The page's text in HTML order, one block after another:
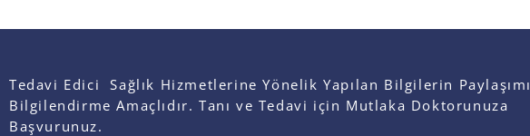
Tedavi Edici Sağlık Hizmetlerine Yönelik Yapılan Bilgilerin Paylaşımı
Bilgilendirme Amaçlıdır.Tanı ve Tedavi için Mutlaka Doktorunuza
Başvurunuz.